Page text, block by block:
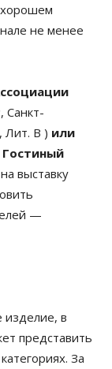
не менее
Санкт-
Лит. В ) или
Гостиный
выставку
—
в
представить
За